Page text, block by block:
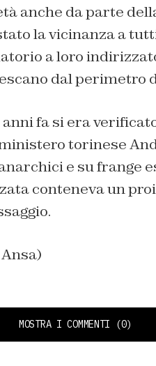
anche da parte
la vicinanza a
a loro
dal perimetro
fa si era
torinese
e su frange
conteneva un
MOSTRA I COMMENTI (0)